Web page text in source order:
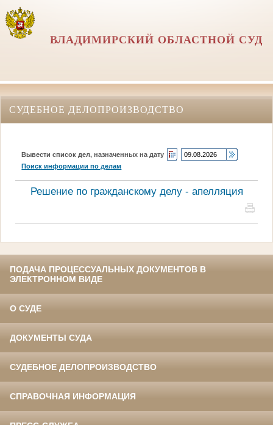
ВЛАДИМИРСКИЙ ОБЛАСТНОЙ СУД
СУДЕБНОЕ ДЕЛОПРОИЗВОДСТВО
Вывести список дел, назначенных на дату
Поиск информации по делам
Решение по гражданскому делу - апелляция
ПОДАЧА ПРОЦЕССУАЛЬНЫХ ДОКУМЕНТОВ В
ЭЛЕКТРОННОМ ВИДЕ
О СУДЕ
ДОКУМЕНТЫ СУДА
СУДЕБНОЕ ДЕЛОПРОИЗВОДСТВО
СПРАВОЧНАЯ ИНФОРМАЦИЯ